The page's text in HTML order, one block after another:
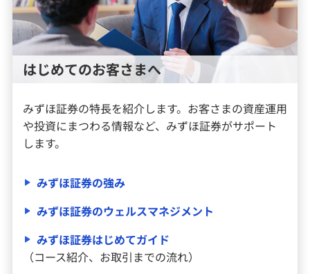
はじめてのお客さまへ
みずほ証券の特長を紹介します。お客さまの資産運用
や投資にまつわる情報など、みずほ証券がサポート
します。
みずほ証券の強み
みずほ証券のウェルスマネジメント
みずほ証券はじめてガイド
（コース紹介、お取引までの流れ）